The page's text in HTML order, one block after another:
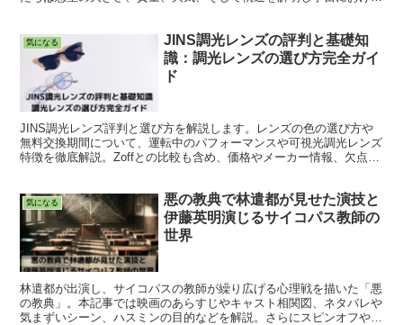
気になる
JINS調光レンズの評判と基礎知
識：調光レンズの選び方完全ガイ
ド
JINS調光レンズ評判と選び方を解説します。レンズの色の選び方や
無料交換期間について、運転中のパフォーマンスや可視光調光レンズ
特徴を徹底解説。Zoffとの比較も含め、価格やメーカー情報、欠点、
気になる
悪の教典で林遣都が見せた演技と
伊藤英明演じるサイコパス教師の
世界
林遣都が出演し、サイコパスの教師が繰り広げる心理戦を描いた「悪
の教典」。本記事では映画のあらすじやキャスト相関図、ネタバレや
気まずいシーン、ハスミンの目的などを解説。さらにスピンオフや続